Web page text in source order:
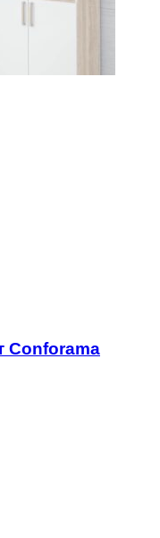
Conforama